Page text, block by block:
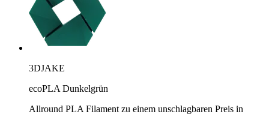
3DJAKE
ecoPLA Dunkelgrün
Allround PLA Filament zu einem unschlagbaren Preis in